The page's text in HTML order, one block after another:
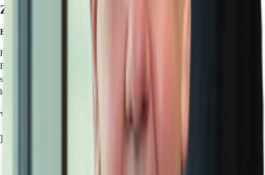
Zertifizierungen
Energieausweis
Für diese Liegenschaft liegt ein Bedarfsausweis vom 04.07.2014 vom
Eigentümer/Vermieter vor. Die wesentlichen Energieträger der Liegenschaft
sind Heizwerk, fossil, Strom. Der Endenergiebedarf Strom beträgt 30.40
kWh/(m²*a). Der Endenergiebedarf Wärme beträgt 18.20 kWh/(m²*a).
Verfügbare Fläche
Lage und Verkehrsanbindung
Bus, Bushaltestelle Nordostpark Mitte Buslinien 30,31, Gehzeit: 5 min